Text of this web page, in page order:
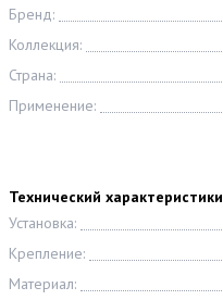
Бренд:
Коллекция:
Страна:
Применение:
Технический характеристики
Установка:
Крепление:
Материал: